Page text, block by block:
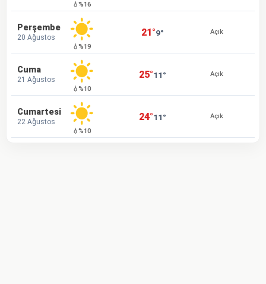
💧%16
Perşembe
20 Ağustos
💧%19
21°9° Açık
Cuma
21 Ağustos
💧%10
25°11° Açık
Cumartesi
22 Ağustos
💧%10
24°11° Açık